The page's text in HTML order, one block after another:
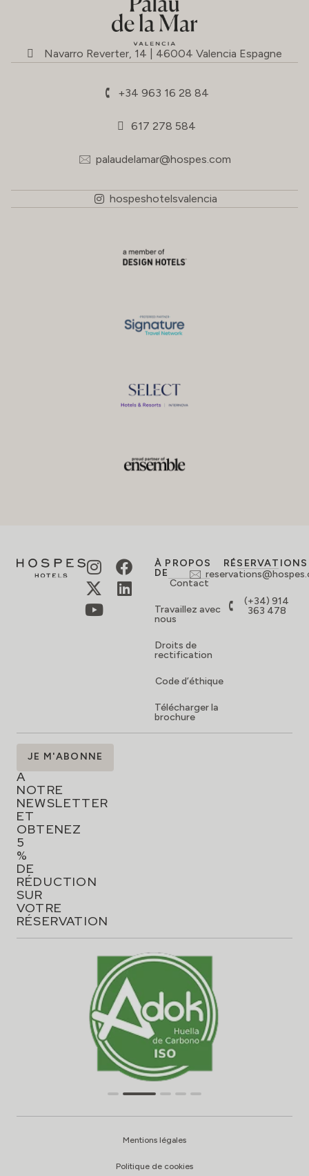
Navarro Reverter, 14 | 46004 Valencia Espagne
+34 963 16 28 84
617 278 584
palaudelamar@hospes.com
hospeshotelsvalencia
À PROPOS
DE
Contact
Travaillez avec
nous
Droits de
rectification
Code d’éthique
Télécharger la
brochure
RÉSERVATIONS
(+34) 914
363 478
ABONNEZ-
VOUS
À
NOTRE
NEWSLETTER
ET
OBTENEZ
5
%
DE
RÉDUCTION
SUR
VOTRE
RÉSERVATION
JE M'ABONNE
Mentions légales
Politique de cookies